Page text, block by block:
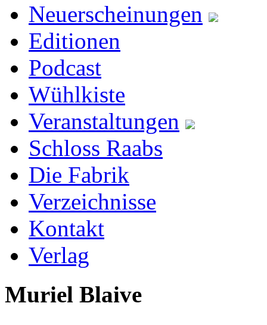
Neuerscheinungen
Editionen
Podcast
Wühlkiste
Veranstaltungen
Schloss Raabs
Die Fabrik
Verzeichnisse
Kontakt
Verlag
Muriel Blaive